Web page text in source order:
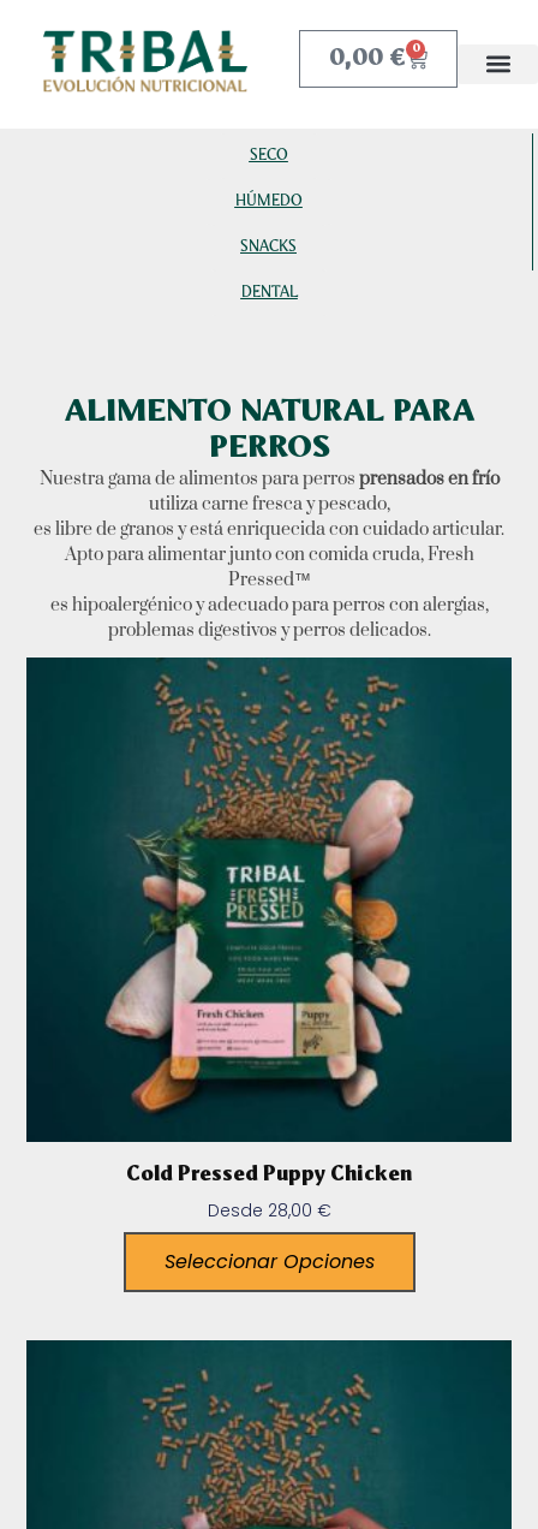
0,00€ 0
SECO
HÚMEDO
SNACKS
DENTAL
ALIMENTO NATURAL PARA
PERROS
Nuestra gama de alimentos para perros prensados en frío
utiliza carne fresca y pescado,
es libre de granos y está enriquecida con cuidado articular.
Apto para alimentar junto con comida cruda, Fresh
Pressed™️
es hipoalergénico y adecuado para perros con alergias,
problemas digestivos y perros delicados.
Cold Pressed Puppy Chicken
Desde 28,00 €
Seleccionar Opciones